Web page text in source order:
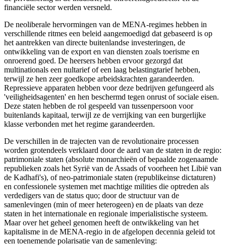
financiële sector werden versneld.
De neoliberale hervormingen van de MENA-regimes hebben in
verschillende ritmes een beleid aangemoedigd dat gebaseerd is op
het aantrekken van directe buitenlandse investeringen, de
ontwikkeling van de export en van diensten zoals toerisme en
onroerend goed. De heersers hebben ervoor gezorgd dat
multinationals een nultarief of een laag belastingtarief hebben,
terwijl ze hen zeer goedkope arbeidskrachten garandeerden.
Repressieve apparaten hebben voor deze bedrijven gefungeerd als
'veiligheidsagenten' en hen beschermd tegen onrust of sociale eisen.
Deze staten hebben de rol gespeeld van tussenpersoon voor
buitenlands kapitaal, terwijl ze de verrijking van een burgerlijke
klasse verbonden met het regime garandeerden.
De verschillen in de trajecten van de revolutionaire processen
worden grotendeels verklaard door de aard van de staten in de regio:
patrimoniale staten (absolute monarchieën of bepaalde zogenaamde
republieken zoals het Syrië van de Assads of voorheen het Libië van
de Kadhafi's), of neo-patrimoniale staten (republikeinse dictaturen)
en confessionele systemen met machtige milities die optreden als
verdedigers van de status quo; door de structuur van de
samenlevingen (min of meer heterogeen) en de plaats van deze
staten in het internationale en regionale imperialistische systeem.
Maar over het geheel genomen heeft de ontwikkeling van het
kapitalisme in de MENA-regio in de afgelopen decennia geleid tot
een toenemende polarisatie van de samenleving: